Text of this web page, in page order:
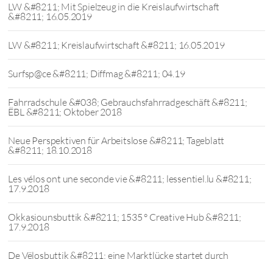
LW &#8211; Mit Spielzeug in die Kreislaufwirtschaft
&#8211; 16.05.2019
LW &#8211; Kreislaufwirtschaft &#8211; 16.05.2019
Surfsp@ce &#8211; Diffmag &#8211; 04.19
Fahrradschule &#038; Gebrauchsfahrradgeschäft &#8211;
ËBL &#8211; Oktober 2018
Neue Perspektiven für Arbeitslose &#8211; Tageblatt
&#8211; 18.10.2018
Les vélos ont une seconde vie &#8211; lessentiel.lu &#8211;
17.9.2018
Okkasiounsbuttik &#8211; 1535 ° Creative Hub &#8211;
17.9.2018
De Vëlosbuttik &#8211; eine Marktlücke startet durch